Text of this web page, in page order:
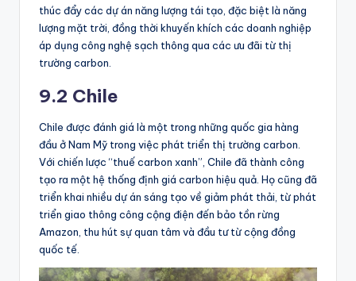
thúc đẩy các dự án năng lượng tái tạo, đặc biệt là năng
lượng mặt trời, đồng thời khuyến khích các doanh nghiệp
áp dụng công nghệ sạch thông qua các ưu đãi từ thị
trường carbon.
9.2 Chile
Chile được đánh giá là một trong những quốc gia hàng
đầu ở Nam Mỹ trong việc phát triển thị trường carbon.
Với chiến lược “thuế carbon xanh”, Chile đã thành công
tạo ra một hệ thống định giá carbon hiệu quả. Họ cũng đã
triển khai nhiều dự án sáng tạo về giảm phát thải, từ phát
triển giao thông công cộng điện đến bảo tồn rừng
Amazon, thu hút sự quan tâm và đầu tư từ cộng đồng
quốc tế.